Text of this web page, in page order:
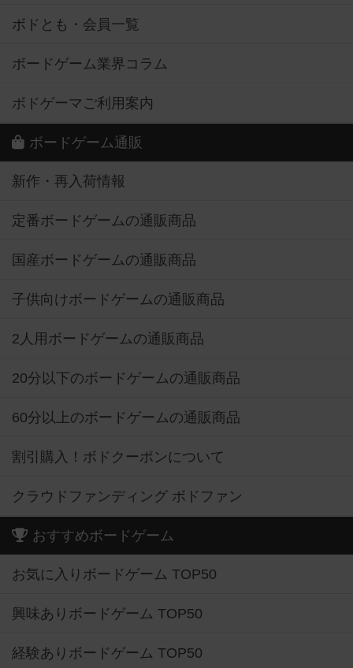
ボドとも・会員一覧
ボードゲーム業界コラム
ボドゲーマご利用案内
ボードゲーム通販
新作・再入荷情報
定番ボードゲームの通販商品
国産ボードゲームの通販商品
子供向けボードゲームの通販商品
2人用ボードゲームの通販商品
20分以下のボードゲームの通販商品
60分以上のボードゲームの通販商品
割引購入！ボドクーポンについて
クラウドファンディング ボドファン
おすすめボードゲーム
お気に入りボードゲーム TOP50
興味ありボードゲーム TOP50
経験ありボードゲーム TOP50